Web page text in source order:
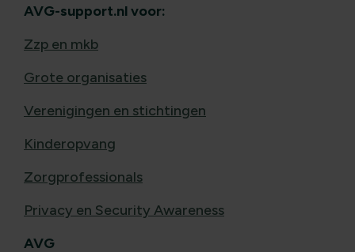
AVG-support.nl voor:
Zzp en mkb
Grote organisaties
Verenigingen en stichtingen
Kinderopvang
Zorgprofessionals
Privacy en Security Awareness
AVG